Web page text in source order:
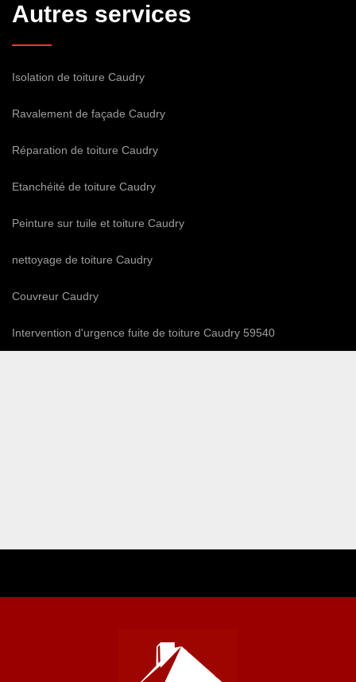
Autres services
Isolation de toiture Caudry
Ravalement de façade Caudry
Réparation de toiture Caudry
Etanchéité de toiture Caudry
Peinture sur tuile et toiture Caudry
nettoyage de toiture Caudry
Couvreur Caudry
Intervention d'urgence fuite de toiture Caudry 59540